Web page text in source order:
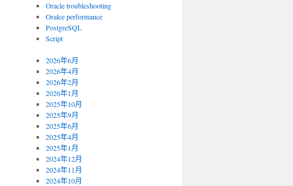
Oracle troubleshooting
Oralce performance
PostgreSQL
Script
2026年6月
2026年4月
2026年2月
2026年1月
2025年10月
2025年9月
2025年6月
2025年4月
2025年1月
2024年12月
2024年11月
2024年10月